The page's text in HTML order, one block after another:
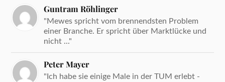
Guntram Röhlinger
"Mewes spricht vom brennendsten Problem
einer Branche. Er spricht über Marktlücke und
nicht ..."
Peter Mayer
"Ich habe sie einige Male in der TUM erlebt -